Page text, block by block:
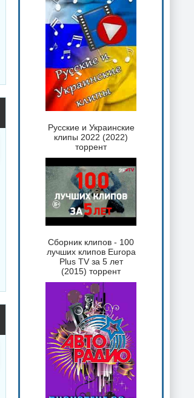
Русские и Украинские
клипы 2022 (2022)
торрент
Сборник клипов - 100
лучших клипов Europa
Plus TV за 5 лет
(2015) торрент